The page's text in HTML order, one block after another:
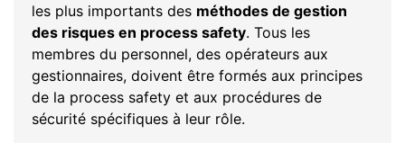
les plus importants des méthodes de gestion
des risques en process safety. Tous les
membres du personnel, des opérateurs aux
gestionnaires, doivent être formés aux principes
de la process safety et aux procédures de
sécurité spécifiques à leur rôle.